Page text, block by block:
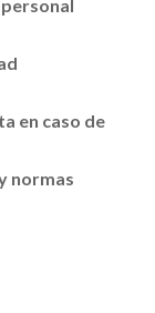
en caso de
normas